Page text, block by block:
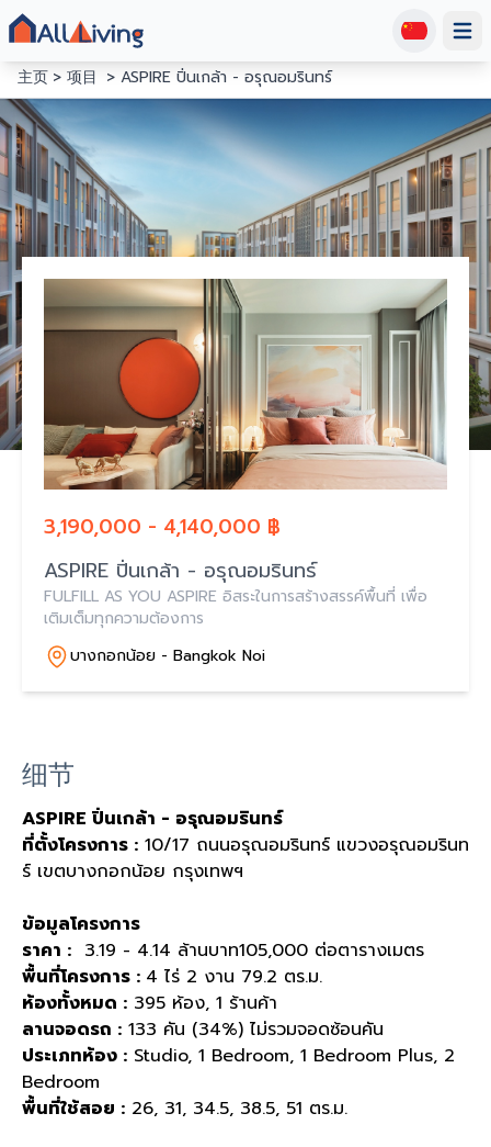
主页
项目 ASPIRE ปิ่นเกล้า - อรุณอมรินทร์
3,190,000 - 4,140,000 ฿
ASPIRE ปิ่นเกล้า - อรุณอมรินทร์
FULFILL AS YOU ASPIRE อิสระในการสร้างสรรค์พื้นที่ เพื่อ
เติมเต็มทุกความต้องการ
บางกอกน้อย - Bangkok Noi
细节
ASPIRE ปิ่นเกล้า - อรุณอมรินทร์
ที่ตั้งโครงการ : 10/17 ถนนอรุณอมรินทร์ แขวงอรุณอมรินท
ร์ เขตบางกอกน้อย กรุงเทพฯ
ข้อมูลโครงการ
ราคา : 3.19 - 4.14 ล้านบาท105,000 ต่อตารางเมตร
พื้นที่โครงการ : 4 ไร่ 2 งาน 79.2 ตร.ม.
ห้องทั้งหมด : 395 ห้อง, 1 ร้านค้า
ลานจอดรถ : 133 คัน (34%) ไม่รวมจอดซ้อนคัน
ประเภทห้อง : Studio, 1 Bedroom, 1 Bedroom Plus, 2
Bedroom
พื้นที่ใช้สอย : 26, 31, 34.5, 38.5, 51 ตร.ม.